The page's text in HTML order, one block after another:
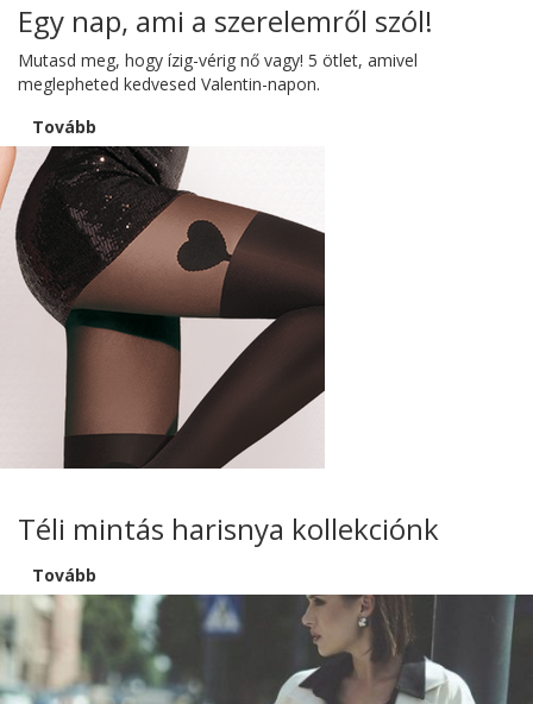
Egy nap, ami a szerelemről szól!
Mutasd meg, hogy ízig-vérig nő vagy! 5 ötlet, amivel
meglepheted kedvesed Valentin-napon.
Tovább
Téli mintás harisnya kollekciónk
Tovább